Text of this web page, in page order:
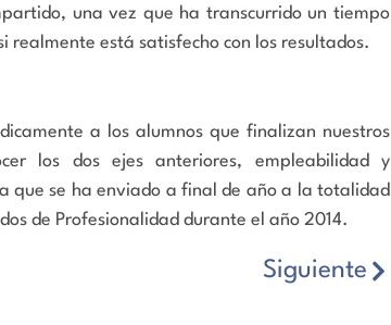
una vez que ha transcurrido un tiempo
realmente está satisfecho con los resultados.
a los alumnos que finalizan nuestros
los dos ejes anteriores, empleabilidad y
que se ha enviado a final de año a la totalidad
de Profesionalidad durante el año 2014.
Siguiente